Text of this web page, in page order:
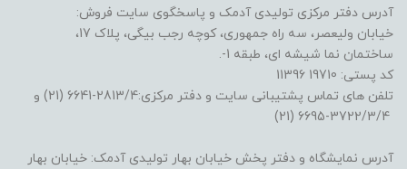
آدرس دفتر مرکزی تولیدی آدمک و پاسخگوی سایت فروش:
خیابان ولیعصر، سه راه جمهوری، کوچه رجب بیگی، پلاک 17،
ساختمان نما شیشه ای، طبقه 1-.
کد پستی: 19710 11396
تلفن های تماس پشتیبانی سایت و دفتر مرکزی:2813/4-6641 (21) و
آدرس نمایشگاه و دفتر پخش خیابان بهار تولیدی آدمک: خیابان بهار